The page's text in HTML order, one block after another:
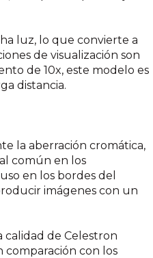
luz, lo que convierte a
de visualización son
de 10x, este modelo es
distancia.
la aberración cromática,
común en los
en los bordes del
imágenes con un
calidad de Celestron
comparación con los